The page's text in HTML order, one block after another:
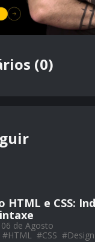
(0)
HTML e CSS:
de Agosto
#HTML #CSS #